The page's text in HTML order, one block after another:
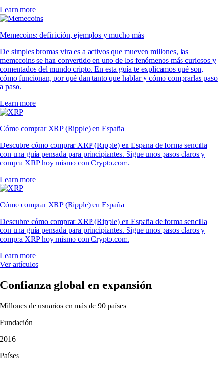
Learn more
Memecoins: definición, ejemplos y mucho más
De simples bromas virales a activos que mueven millones, las
memecoins se han convertido en uno de los fenómenos más curiosos y
comentados del mundo cripto. En esta guía te explicamos qué son,
cómo funcionan, por qué dan tanto que hablar y cómo comprarlas paso
a paso.
Learn more
Cómo comprar XRP (Ripple) en España
Descubre cómo comprar XRP (Ripple) en España de forma sencilla
con una guía pensada para principiantes. Sigue unos pasos claros y
compra XRP hoy mismo con Crypto.com.
Learn more
Cómo comprar XRP (Ripple) en España
Descubre cómo comprar XRP (Ripple) en España de forma sencilla
con una guía pensada para principiantes. Sigue unos pasos claros y
compra XRP hoy mismo con Crypto.com.
Learn more
Ver artículos
Confianza global en expansión
Millones de usuarios en más de 90 países
Fundación
2016
Países